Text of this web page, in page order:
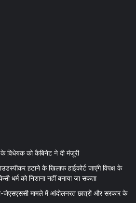
के विधेयक को कैबिनेट ने दी मंजूरी
हटाने के खिलाफ हाईकोर्ट जाएंगे विपक्ष के
धर्म को निशाना नहीं बनाया जा सकता
मामले में आंदोलनरत छात्रों और सरकार के